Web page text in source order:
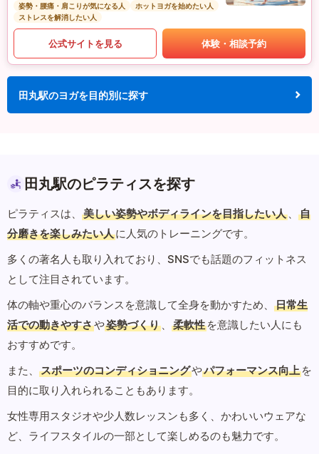
姿勢・腰痛・肩こりが気になる人
ホットヨガを始めたい人
ストレスを解消したい人
公式サイトを見る 体験・相談予約
田丸駅のヨガを目的別に探す
田丸駅のピラティスを探す
ピラティスは、 美しい姿勢やボディラインを目指したい人 、
自
分磨きを楽しみたい人に人気のトレーニングです。
多くの著名人も取り入れており、SNSでも話題のフィットネス
として注目されています。
体の軸や重心のバランスを意識して全身を動かすため、
日常生
活での動きやすさや姿勢づくり 、 柔軟性 を意識したい人にも
おすすめです。
また、
スポーツのコンディショニングやパフォーマンス向上 を
目的に取り入れられることもあります。
女性専用スタジオや少人数レッスンも多く、かわいいウェアな
ど、ライフスタイルの一部として楽しめるのも魅力です。